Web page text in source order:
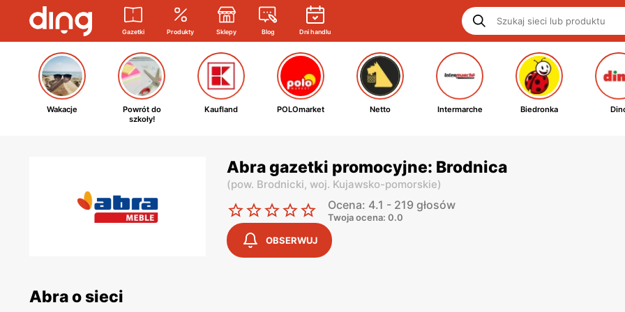
Gazetki Produkty Sklepy Blog Dni handlu
Wakacje
Powrót do
szkoły!
Kaufland POLOmarket Netto Intermarche Biedronka
Abra gazetki promocyjne: Brodnica
(pow. Brodnicki, woj. Kujawsko-pomorskie)
Ocena: 4.1 - 219 głosów
Twoja ocena: 0.0
OBSERWUJ
Abra o sieci